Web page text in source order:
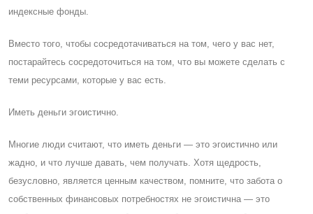
индексные фонды.
Вместо того, чтобы сосредотачиваться на том, чего у вас нет,
постарайтесь сосредоточиться на том, что вы можете сделать с
теми ресурсами, которые у вас есть.
Иметь деньги эгоистично.
Многие люди считают, что иметь деньги — это эгоистично или
жадно, и что лучше давать, чем получать. Хотя щедрость,
безусловно, является ценным качеством, помните, что забота о
собственных финансовых потребностях не эгоистична — это